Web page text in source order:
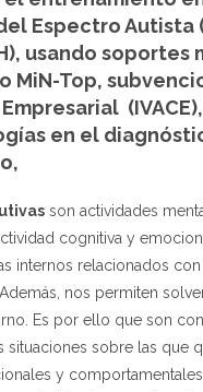
Espectro Autista
, usando
MiN-Top,
en el
son actividades
cognitiva y
internos relacionados
nos permiten
Es por ello que son
situaciones sobre las
y